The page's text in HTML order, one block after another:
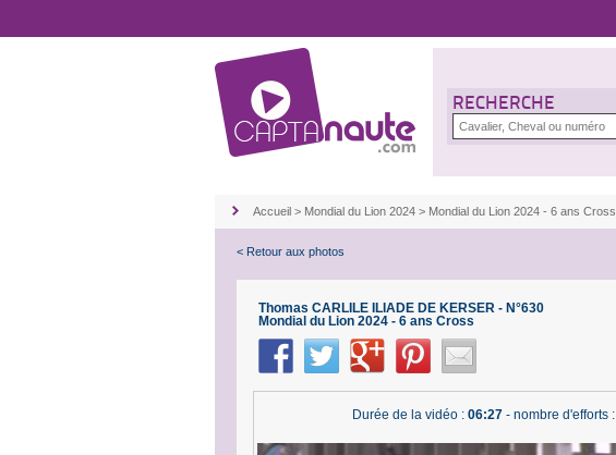
RECHERCHE
Accueil > Mondial du Lion 2024 > Mondial du Lion 2024 - 6 ans Cross
< Retour aux photos
Thomas CARLILE ILIADE DE KERSER - N°630
Mondial du Lion 2024 - 6 ans Cross
Durée de la vidéo : 06:27 - nombre d'efforts :